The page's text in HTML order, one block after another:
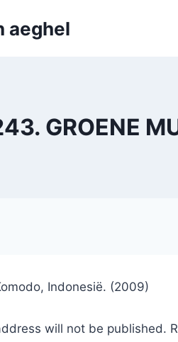
aeghel
GROENE
Indonesië. (2009)
will not be published.